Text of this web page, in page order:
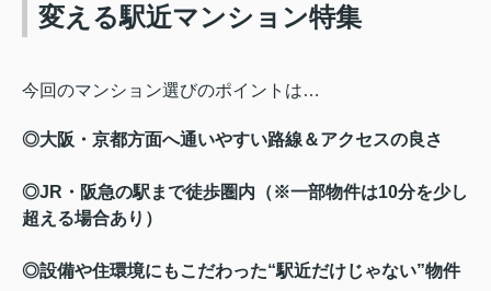
変える駅近マンション特集
今回のマンション選びのポイントは…
◎大阪・京都方面へ通いやすい路線＆アクセスの良さ
◎JR・阪急の駅まで徒歩圏内（※一部物件は10分を少し
超える場合あり）
◎設備や住環境にもこだわった“駅近だけじゃない”物件